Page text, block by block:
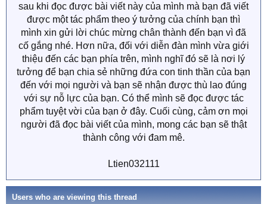
nhàng, đáng yêu như truyện ngôn tình học đường. Nếu
sau khi đọc được bài viết này của mình mà bạn đã viết
được một tác phẩm theo ý tưởng của chính bạn thì
mình xin gửi lời chúc mừng chân thành đến bạn vì đã
cố gắng nhé. Hơn nữa, đối với diễn đàn mình vừa giới
thiệu đến các bạn phía trên, mình nghĩ đó sẽ là nơi lý
tưởng để bạn chia sẻ những đứa con tinh thần của bạn
đến với mọi người và bạn sẽ nhận được thù lao đúng
với sự nỗ lực của bạn. Có thể mình sẽ đọc được tác
phẩm tuyệt vời của bạn ở đây. Cuối cùng, cảm ơn mọi
người đã đọc bài viết của mình, mong các bạn sẽ thật